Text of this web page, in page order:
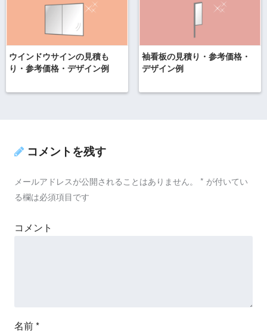
ウインドウサインの見積も
り・参考価格・デザイン例
袖看板の見積り・参考価格・
デザイン例
コメントを残す
メールアドレスが公開されることはありません。 * が付いてい
る欄は必須項目です
コメント
名前*